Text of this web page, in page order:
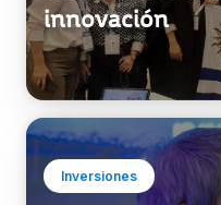
Inversiones
Logipharma
su atractivo
innovación